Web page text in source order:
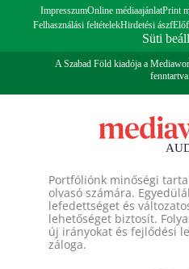
ImpresszumOnline médiaajánlatPrint
Felhasználási feltételekHirdetési ászf
Süti
A Szabad Föld kiadója a
Portfóliónk minőségi
olvasó számára.
lefedettséget és
lehetőséget biztosít.
új irányokat és fejlődési
záloga.